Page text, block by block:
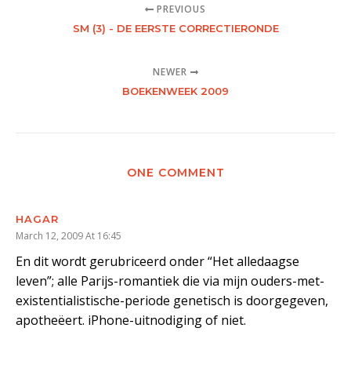
PREVIOUS
SM (3) - DE EERSTE CORRECTIERONDE
NEWER
BOEKENWEEK 2009
ONE COMMENT
HAGAR
March 12, 2009 At 16:45
En dit wordt gerubriceerd onder “Het alledaagse
leven”; alle Parijs-romantiek die via mijn ouders-met-
existentialistische-periode genetisch is doorgegeven,
apotheëert. iPhone-uitnodiging of niet.